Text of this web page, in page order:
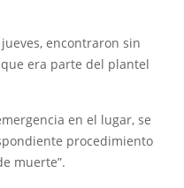
encontraron sin
era parte del plantel
en el lugar, se
procedimiento
muerte”.